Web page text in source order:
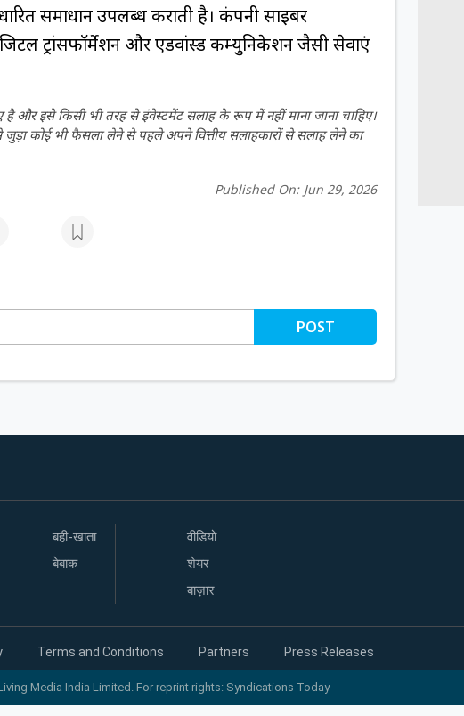
समाधान उपलब्ध कराती है। कंपनी साइबर
ट्रांसफॉर्मेशन और एडवांस्ड कम्युनिकेशन जैसी सेवाएं
और इसे किसी भी तरह से इंवेस्टमेंट सलाह के रूप में नहीं माना जाना चाहिए।
कोई भी फैसला लेने से पहले अपने वित्तीय सलाहकारों से सलाह लेने का
Published On: Jun 29, 2026
POST
बही-खाता
बेबाक
वीडियो
शेयर
बाज़ार
Terms and Conditions Partners Press Releases
Media India Limited. For reprint rights: Syndications Today